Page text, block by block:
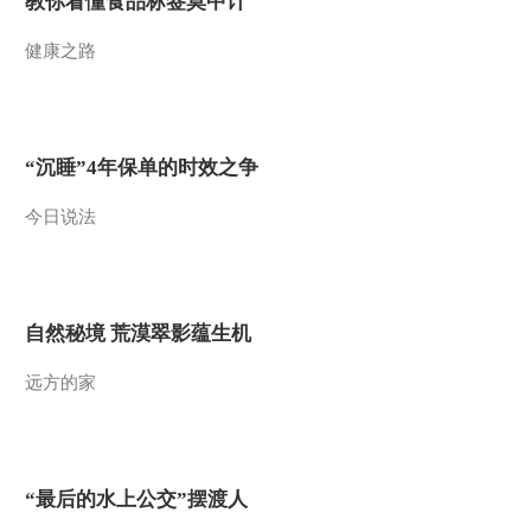
健康之路
“沉睡”4年保单的时效之争
今日说法
自然秘境 荒漠翠影蕴生机
远方的家
“最后的水上公交”摆渡人